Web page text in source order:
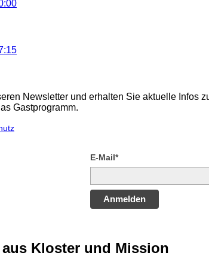
Newsletter und erhalten Sie aktuelle Infos
Gastprogramm.
E-Mail*
Anmelden
Kloster und Mission